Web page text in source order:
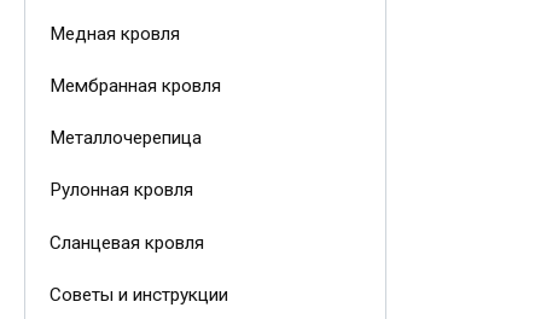
Медная кровля
Мембранная кровля
Металлочерепица
Рулонная кровля
Сланцевая кровля
Советы и инструкции